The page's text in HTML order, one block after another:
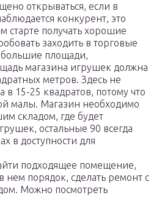
открываться, если в
конкурент, это
старте получать хорошие
заходить в торговые
площади,
магазина игрушек должна
метров. Здесь не
в 15-25 квадратов, потому что
малы. Магазин необходимо
складом, где будет
остальные 90 всегда
в доступности для
подходящее помещение,
нем порядок, сделать ремонт с
Можно посмотреть